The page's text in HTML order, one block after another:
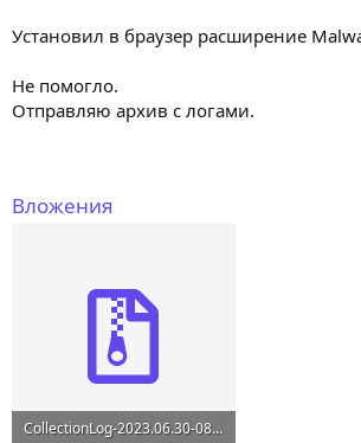
Установил в браузер расширение
Не помогло.
Отправляю архив с логами.
Вложения
CollectionLog-2023.06.30-08.02.zip